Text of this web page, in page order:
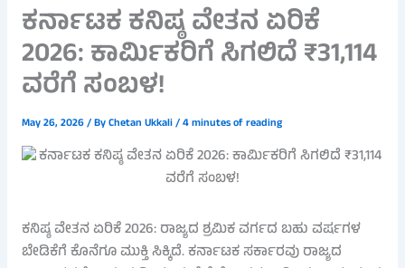
ಕರ್ನಾಟಕ ಕನಿಷ್ಠ ವೇತನ ಏರಿಕೆ
2026: ಕಾರ್ಮಿಕರಿಗೆ ಸಿಗಲಿದೆ ₹31,114
ವರೆಗೆ ಸಂಬಳ!
May 26, 2026/ ByChetan Ukkali/4 minutes of reading
ಕನಿಷ್ಠ ವೇತನ ಏರಿಕೆ 2026: ರಾಜ್ಯದ ಶ್ರಮಿಕ ವರ್ಗದ ಬಹು ವರ್ಷಗಳ
ಬೇಡಿಕೆಗೆ ಕೊನೆಗೂ ಮುಕ್ತಿ ಸಿಕ್ಕಿದೆ. ಕರ್ನಾಟಕ ಸರ್ಕಾರವು ರಾಜ್ಯದ